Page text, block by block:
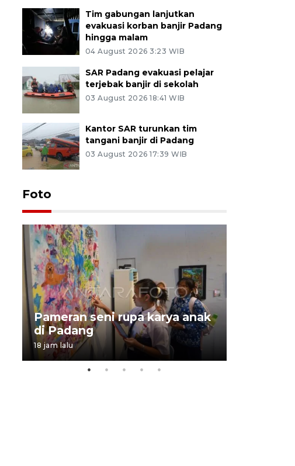
Tim gabungan lanjutkan
evakuasi korban banjir Padang
hingga malam
04 August 2026 3:23 WIB
SAR Padang evakuasi pelajar
terjebak banjir di sekolah
03 August 2026 18:41 WIB
Kantor SAR turunkan tim
tangani banjir di Padang
03 August 2026 17:39 WIB
Foto
Pameran seni rupa karya anak
di Padang
18 jam lalu